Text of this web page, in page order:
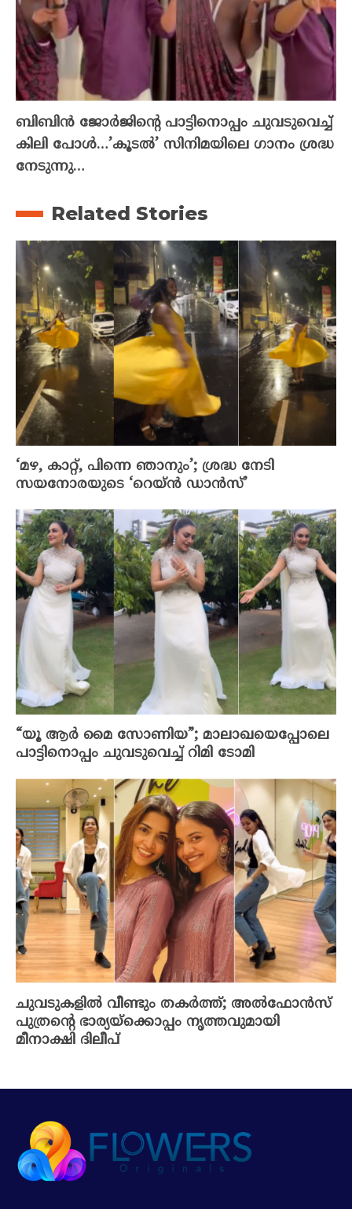
ബിബിൻ ജോർജിന്റെ പാട്ടിനൊപ്പം ചുവടുവെച്ച്
കിലി പോൾ…’കൂടൽ’ സിനിമയിലെ ഗാനം ശ്രദ്ധ
നേടുന്നു…
Related Stories
‘മഴ, കാറ്റ്, പിന്നെ ഞാനും’; ശ്രദ്ധ നേടി
സയനോരയുടെ ‘റെയ്ൻ ഡാൻസ്’
“യൂ ആർ മൈ സോണിയ”; മാലാഖയെപ്പോലെ
പാട്ടിനൊപ്പം ചുവടുവെച്ച് റിമി ടോമി
ചുവടുകളിൽ വീണ്ടും തകർത്ത്; അൽഫോൻസ്
പുത്രന്റെ ഭാര്യയ്ക്കൊപ്പം നൃത്തവുമായി
മീനാക്ഷി ദിലീപ്